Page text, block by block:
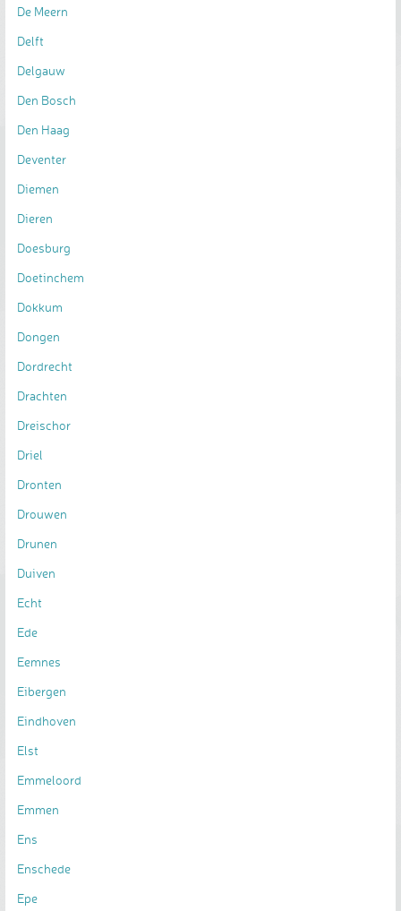
De Meern
Delft
Delgauw
Den Bosch
Den Haag
Deventer
Diemen
Dieren
Doesburg
Doetinchem
Dokkum
Dongen
Dordrecht
Drachten
Dreischor
Driel
Dronten
Drouwen
Drunen
Duiven
Echt
Ede
Eemnes
Eibergen
Eindhoven
Elst
Emmeloord
Emmen
Ens
Enschede
Epe